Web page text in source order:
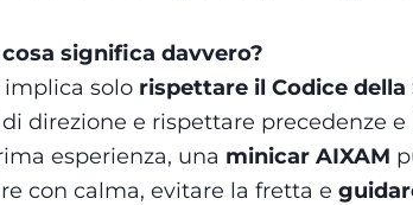
significa davvero?
solo rispettare il Codice della
direzione e rispettare precedenze
esperienza, una minicar AIXAM
con calma, evitare la fretta e